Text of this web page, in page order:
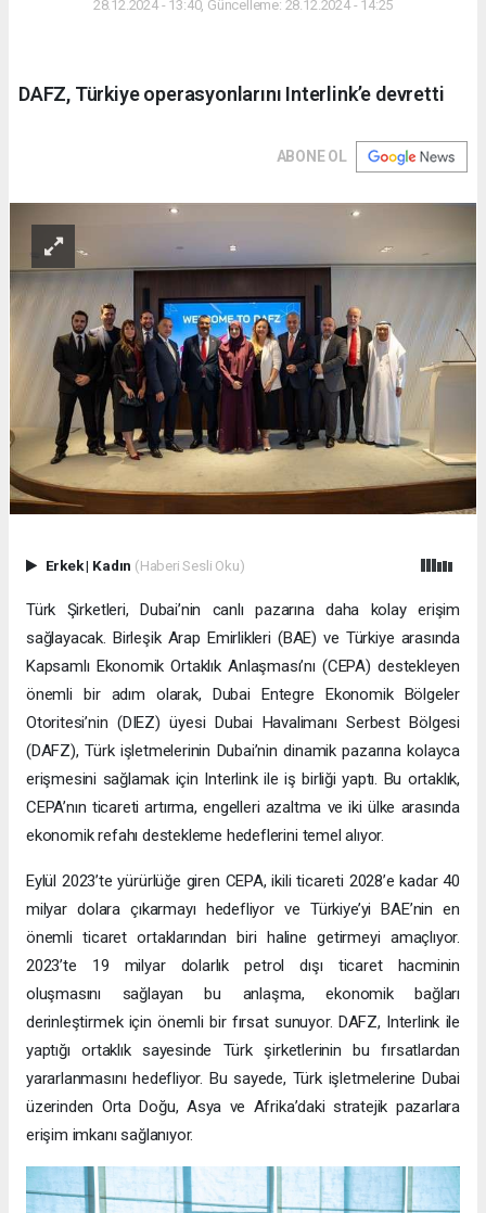
28.12.2024 - 13:40, Güncelleme: 28.12.2024 - 14:25
DAFZ, Türkiye operasyonlarını Interlink’e devretti
ABONE OL
Erkek| Kadın (Haberi Sesli Oku)
Türk Şirketleri, Dubai’nin canlı pazarına daha kolay erişim
sağlayacak. Birleşik Arap Emirlikleri (BAE) ve Türkiye arasında
Kapsamlı Ekonomik Ortaklık Anlaşması’nı (CEPA) destekleyen
önemli bir adım olarak, Dubai Entegre Ekonomik Bölgeler
Otoritesi’nin (DIEZ) üyesi Dubai Havalimanı Serbest Bölgesi
(DAFZ), Türk işletmelerinin Dubai’nin dinamik pazarına kolayca
erişmesini sağlamak için Interlink ile iş birliği yaptı. Bu ortaklık,
CEPA’nın ticareti artırma, engelleri azaltma ve iki ülke arasında
ekonomik refahı destekleme hedeflerini temel alıyor.
Eylül 2023’te yürürlüğe giren CEPA, ikili ticareti 2028’e kadar 40
milyar dolara çıkarmayı hedefliyor ve Türkiye’yi BAE’nin en
önemli ticaret ortaklarından biri haline getirmeyi amaçlıyor.
2023’te 19 milyar dolarlık petrol dışı ticaret hacminin
oluşmasını sağlayan bu anlaşma, ekonomik bağları
derinleştirmek için önemli bir fırsat sunuyor. DAFZ, Interlink ile
yaptığı ortaklık sayesinde Türk şirketlerinin bu fırsatlardan
yararlanmasını hedefliyor. Bu sayede, Türk işletmelerine Dubai
üzerinden Orta Doğu, Asya ve Afrika’daki stratejik pazarlara
erişim imkanı sağlanıyor.